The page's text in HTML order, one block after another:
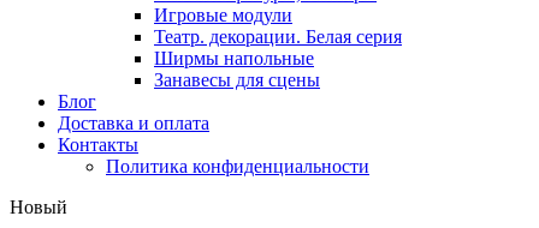
Игровые модули
Театр. декорации. Белая серия
Ширмы напольные
Занавесы для сцены
Блог
Доставка и оплата
Контакты
Политика конфиденциальности
Новый